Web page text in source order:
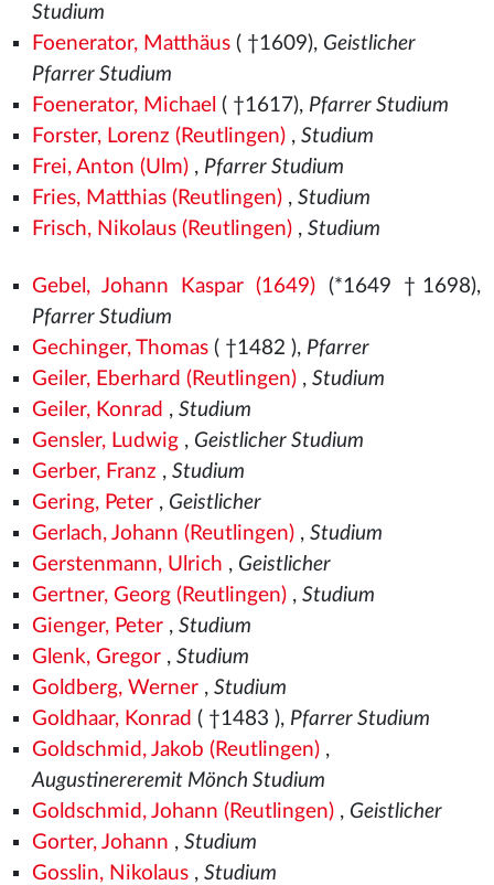
Studium
Foenerator, Matthäus( †1609), Geistlicher
Pfarrer Studium
Foenerator, Michael ( †1617), Pfarrer Studium
Forster, Lorenz (Reutlingen), Studium
Frei, Anton (Ulm), Pfarrer Studium
Fries, Matthias (Reutlingen), Studium
Frisch, Nikolaus (Reutlingen), Studium
Gebel, Johann Kaspar (1649) (*1649 †1698),
Pfarrer Studium
Gechinger, Thomas( †1482 ), Pfarrer
Geiler, Eberhard (Reutlingen), Studium
Geiler, Konrad , Studium
Gensler, Ludwig, Geistlicher Studium
Gerber, Franz , Studium
Gering, Peter, Geistlicher
Gerlach, Johann (Reutlingen), Studium
Gerstenmann, Ulrich , Geistlicher
Gertner, Georg (Reutlingen), Studium
Gienger, Peter, Studium
Glenk, Gregor, Studium
Goldberg, Werner, Studium
Goldhaar, Konrad ( †1483 ), Pfarrer Studium
Goldschmid, Jakob (Reutlingen),
Augustinereremit Mönch Studium
Goldschmid, Johann (Reutlingen), Geistlicher
Gorter, Johann , Studium
Gosslin, Nikolaus, Studium